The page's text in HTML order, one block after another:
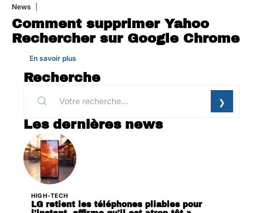
News
Comment supprimer Yahoo
Rechercher sur Google Chrome
En savoir plus
Recherche
Les dernières news
HIGH-TECH
LG retient les téléphones pliables pour